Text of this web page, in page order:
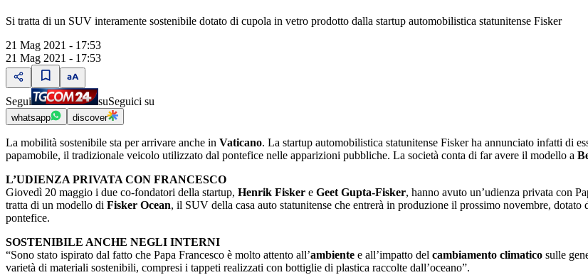
Si tratta di un SUV interamente sostenibile dotato di cupola in vetro prodotto dalla startup automobilistica statunitense Fisker
21 Mag 2021 - 17:53
21 Mag 2021 - 17:53
Segui suSeguici su
whatsapp discover
La mobilità sostenibile sta per arrivare anche in Vaticano. La startup automobilistica statunitense Fisker ha annunciato infatti di
papamobile, il tradizionale veicolo utilizzato dal pontefice nelle apparizioni pubbliche. La società conta di far avere il modello a
L’UDIENZA PRIVATA CON FRANCESCO
Giovedì 20 maggio i due co-fondatori della startup, Henrik Fisker e Geet Gupta-Fisker, hanno avuto un’udienza privata con
tratta di un modello di Fisker Ocean, il SUV della casa auto statunitense che entrerà in produzione il prossimo novembre,
pontefice.
SOSTENIBILE ANCHE NEGLI INTERNI
“Sono stato ispirato dal fatto che Papa Francesco è molto attento all’ambiente e all’impatto del cambiamento climatico sulle
varietà di materiali sostenibili, compresi i tappeti realizzati con bottiglie di plastica raccolte dall’oceano”.